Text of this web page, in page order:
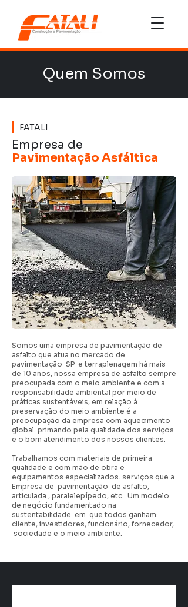
Quem Somos
FATALI
Empresa de
Pavimentação Asfáltica
Somos uma empresa de pavimentação de
asfalto que atua no mercado de
pavimentação SP e terraplenagem há mais
de 10 anos, nossa empresa de asfalto sempre
preocupada com o meio ambiente e com a
responsabilidade ambiental por meio de
práticas sustentáveis, em relação à
preservação do meio ambiente é a
preocupação da empresa com aquecimento
global. primando pela qualidade dos serviços
e o bom atendimento dos nossos clientes.
Trabalhamos com materiais de primeira
qualidade e com mão de obra e
equipamentos especializados. serviços que a
Empresa de pavimentação de asfalto,
articulada , paralelepípedo, etc. Um modelo
de negócio fundamentado na
sustentabilidade em que todos ganham:
cliente, investidores, funcionário, fornecedor,
sociedade e o meio ambiente.